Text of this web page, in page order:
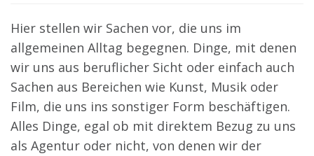
Hier stellen wir Sachen vor, die uns im
allgemeinen Alltag begegnen. Dinge, mit denen
wir uns aus beruflicher Sicht oder einfach auch
Sachen aus Bereichen wie Kunst, Musik oder
Film, die uns ins sonstiger Form beschäftigen.
Alles Dinge, egal ob mit direktem Bezug zu uns
als Agentur oder nicht, von denen wir der